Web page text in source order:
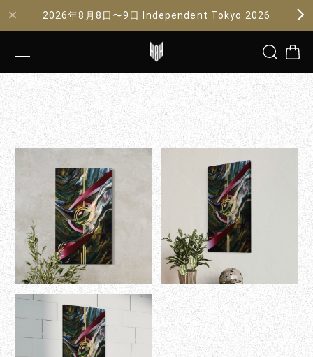
2026年8月8日〜9日 Independent Tokyo 2026